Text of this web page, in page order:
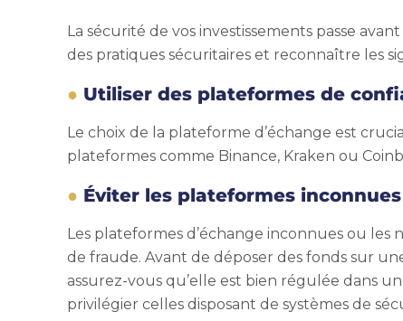
La sécurité de vos investissements passe
des pratiques sécuritaires et reconnaître les
Utiliser des plateformes de
Le choix de la plateforme d’échange est
plateformes comme Binance, Kraken ou
Éviter les plateformes
Les plateformes d’échange inconnues ou
de fraude. Avant de déposer des fonds sur
assurez-vous qu’elle est bien régulée dans
privilégier celles disposant de systèmes de